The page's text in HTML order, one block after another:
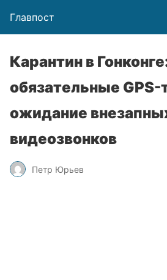
Главпост
Карантин в
обязательные
ожидание
видеозвонков
Петр Юрьев